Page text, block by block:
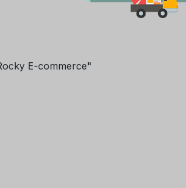
E-commerce"